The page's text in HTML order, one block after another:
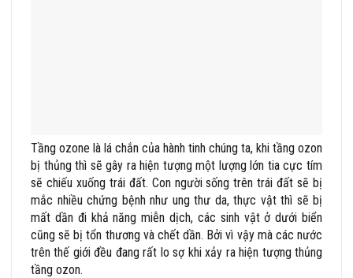
Tầng ozone là lá chắn của hành tinh chúng ta, khi tầng ozon
bị thủng thì sẽ gây ra hiện tượng một lượng lớn tia cực tím
sẽ chiếu xuống trái đất. Con người sống trên trái đất sẽ bị
mắc nhiều chứng bệnh như ung thư da, thực vật thì sẽ bị
mất dần đi khả năng miễn dịch, các sinh vật ở dưới biển
cũng sẽ bị tổn thương và chết dần. Bởi vì vậy mà các nước
trên thế giới đều đang rất lo sợ khi xảy ra hiện tượng thủng
tầng ozon.